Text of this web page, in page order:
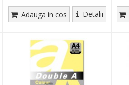
Adauga in cos Detalii